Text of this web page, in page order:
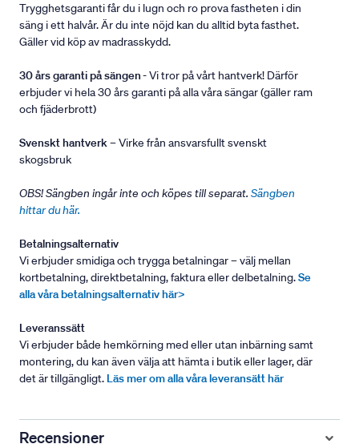
Trygghetsgaranti får du i lugn och ro prova fastheten i din
säng i ett halvår. Är du inte nöjd kan du alltid byta fasthet.
Gäller vid köp av madrasskydd.
30 års garanti på sängen- Vi tror på vårt hantverk! Därför
erbjuder vi hela 30 års garanti på alla våra sängar (gäller ram
och fjäderbrott)
Svenskt hantverk– Virke från ansvarsfullt svenskt
skogsbruk
OBS! Sängben ingår inte och köpes till separat. Sängben
hittar du här.
Betalningsalternativ
Vi erbjuder smidiga och trygga betalningar – välj mellan
kortbetalning, direktbetalning, faktura eller delbetalning.Se
alla våra betalningsalternativ här>
Leveranssätt
Vi erbjuder både hemkörning med eller utan inbärning samt
montering, du kan även välja att hämta i butik eller lager, där
det är tillgängligt. Läs mer om alla våra leveransätt här
Recensioner